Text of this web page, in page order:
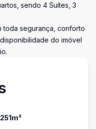
sendo 4 Suítes, 3
toda segurança, conforto
do imóvel
251m²